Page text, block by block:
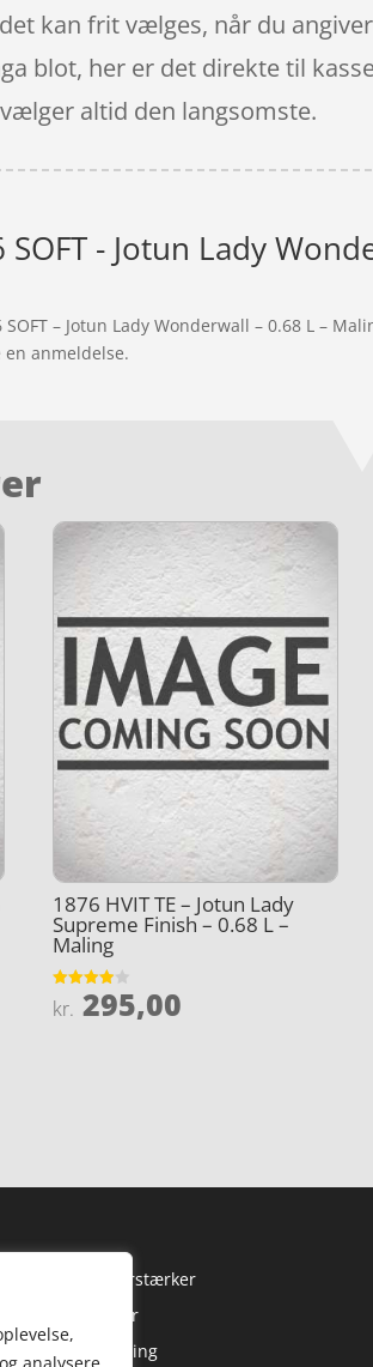
kan frit vælges, når du
blot, her er det direkte til
altid den langsomste.
SOFT - Jotun Lady
– Jotun Lady Wonderwall – 0.68 L –
anmeldelse.
1876 HVIT TE – Jotun Lady
Supreme Finish – 0.68 L –
Maling
Vurderet
3.9
kr. 295,00
HiFi Forstærker
Højtaler
Streaming